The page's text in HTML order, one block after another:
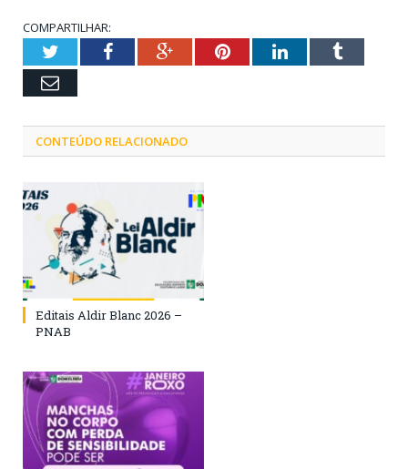
COMPARTILHAR:
TwitterFacebookGoogle+PinterestLinkedInTumblr
Email
CONTEÚDO RELACIONADO
Editais Aldir Blanc 2026 –
PNAB